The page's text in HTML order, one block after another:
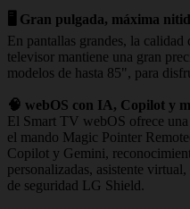
🖥️ Gran pulgada, máxima
En pantallas grandes, la
televisor mantiene una gran
modelos de hasta 85", para
🧠 webOS con IA, Copilot y
El Smart TV webOS ofrece
el mando Magic Pointer
Copilot y Gemini,
personalizadas, asistente
de seguridad LG Shield.